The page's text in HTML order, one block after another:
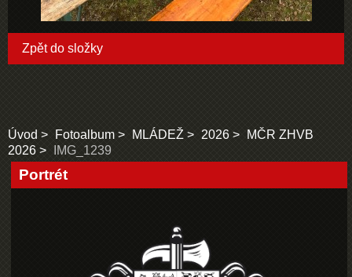
Zpět do složky
Úvod Fotoalbum MLÁDEŽ 2026
MČR ZHVB
2026
IMG_1239
Portrét